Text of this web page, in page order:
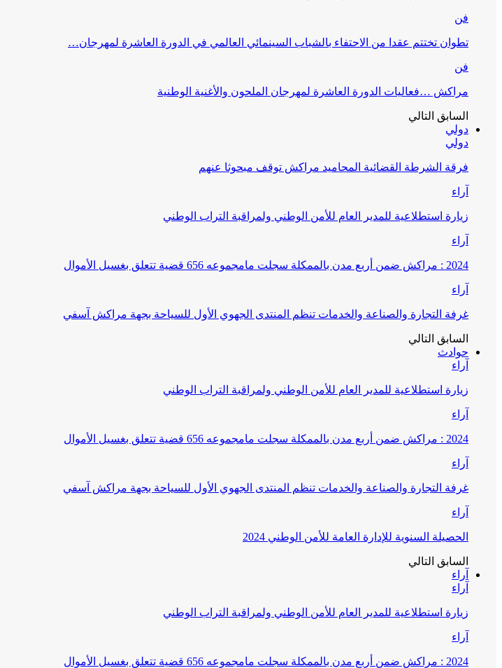
فن
تطوان تختتم عقدا من الاحتفاء بالشباب السينمائي العالمي في الدورة العاشرة لمهرجان…
فن
مراكش …فعاليات الدورة العاشرة لمهرجان الملحون والأغنية الوطنية
السابق التالي
دولي
دولي
فرقة الشرطة القضائية المحاميد مراكش توقف مبحوثا عنهم
آراء
زيارة استطلاعية للمدير العام للأمن الوطني ولمراقبة التراب الوطني
آراء
2024 : مراكش ضمن أربع مدن بالممكلة سجلت مامجموعه 656 قضية تتعلق بغسيل الأموال
آراء
غرفة التجارة والصناعة والخدمات تنظم المنتدى الجهوي الأول للسياحة بجهة مراكش آسفي
السابق التالي
حوادث
آراء
زيارة استطلاعية للمدير العام للأمن الوطني ولمراقبة التراب الوطني
آراء
2024 : مراكش ضمن أربع مدن بالممكلة سجلت مامجموعه 656 قضية تتعلق بغسيل الأموال
آراء
غرفة التجارة والصناعة والخدمات تنظم المنتدى الجهوي الأول للسياحة بجهة مراكش آسفي
آراء
الحصيلة السنوية للإدارة العامة للأمن الوطني 2024
السابق التالي
آراء
آراء
زيارة استطلاعية للمدير العام للأمن الوطني ولمراقبة التراب الوطني
آراء
2024 : مراكش ضمن أربع مدن بالممكلة سجلت مامجموعه 656 قضية تتعلق بغسيل الأموال